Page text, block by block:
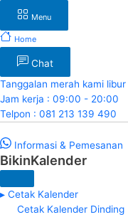
Menu
Home
Chat
Tanggalan merah kami libur
Jam kerja : 09:00 - 20:00
Telpon : 081 213 139 490
Informasi & Pemesanan
BikinKalender
▸ Cetak Kalender
Cetak Kalender Dinding